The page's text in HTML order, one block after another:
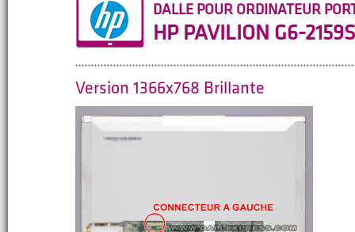
DALLE POUR ORDINATEUR
HP PAVILION G6-
Version 1366x768 Brillante